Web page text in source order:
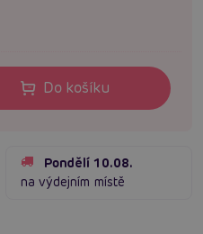
Do košíku
Pondělí 10.08.
na výdejním místě